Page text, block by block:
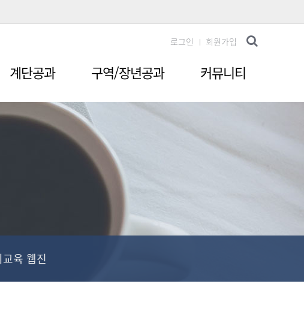
계단공과 구역/장년공과 커뮤니티
로그인 회원가입
육 웹진